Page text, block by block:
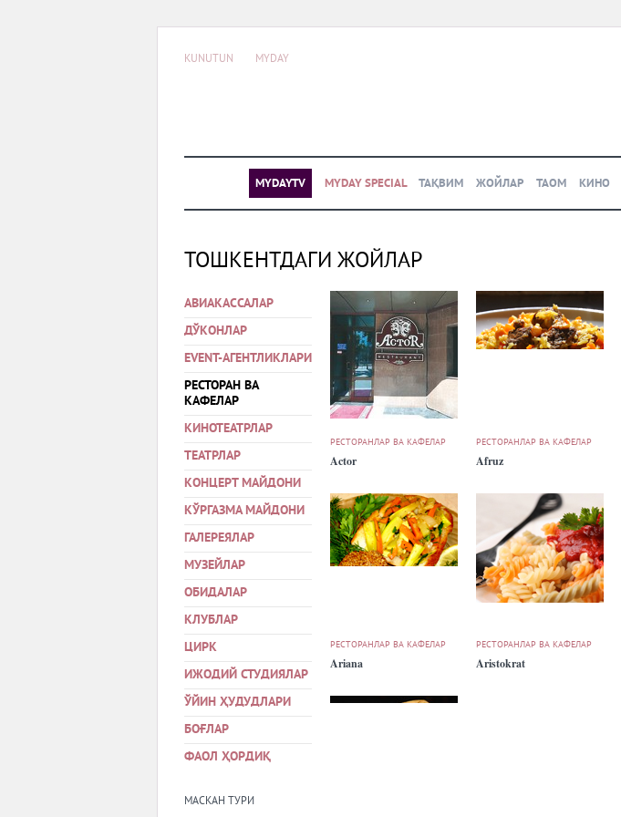
KUNUTUN MYDAY
MYDAYTV MYDAY SPECIAL ТАҚВИМ ЖОЙЛАР ТАОМ КИНО
ТОШКЕНТДАГИ ЖОЙЛАР
АВИАКАССАЛАР
ДЎКОНЛАР
EVENT-АГЕНТЛИКЛАРИ
РЕСТОРАН ВА
КАФЕЛАР
КИНОТЕАТРЛАР
ТЕАТРЛАР
КОНЦЕРТ МАЙДОНИ
КЎРГАЗМА МАЙДОНИ
ГАЛЕРЕЯЛАР
МУЗЕЙЛАР
ОБИДАЛАР
КЛУБЛАР
ЦИРК
ИЖОДИЙ СТУДИЯЛАР
ЎЙИН ҲУДУДЛАРИ
БОҒЛАР
ФАОЛ ҲОРДИҚ
МАСКАН ТУРИ
РЕСТОРАНЛАР ВА КАФЕЛАР
Actor
РЕСТОРАНЛАР ВА КАФЕЛАР
Afruz
РЕСТОРАНЛАР ВА КАФЕЛАР
Ariana
РЕСТОРАНЛАР ВА КАФЕЛАР
Aristokrat